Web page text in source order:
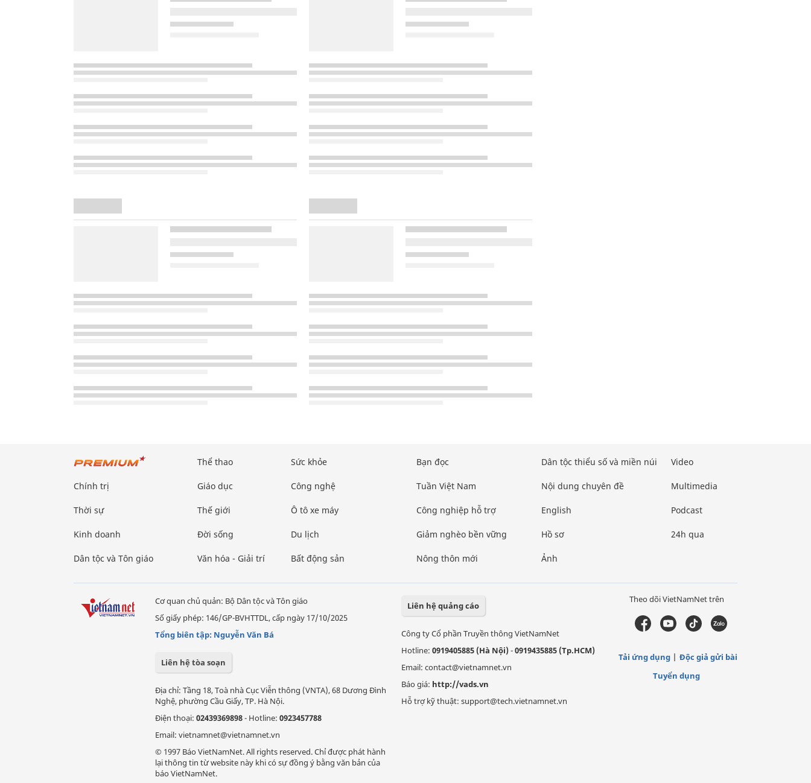
Chính trị
Thời sự
Kinh doanh
Dân tộc và Tôn giáo
Thể thao
Giáo dục
Thế giới
Đời sống
Văn hóa - Giải trí
Sức khỏe
Công nghệ
Ô tô xe máy
Du lịch
Bất động sản
Bạn đọc
Tuần Việt Nam
Công nghiệp hỗ trợ
Giảm nghèo bền vững
Nông thôn mới
Dân tộc thiểu số và miền núi
Nội dung chuyên đề
English
Hồ sơ
Ảnh
Video
Multimedia
Podcast
24h qua
Cơ quan chủ quản: Bộ Dân tộc và Tôn giáo
Số giấy phép: 146/GP-BVHTTDL, cấp ngày 17/10/2025
Tổng biên tập: Nguyễn Văn Bá
Liên hệ tòa soạn
Địa chỉ: Tầng 18, Toà nhà Cục Viễn thông (VNTA), 68 Dương Đình
Nghệ, phường Cầu Giấy, TP. Hà Nội.
Điện thoại: 02439369898- Hotline: 0923457788
Email: vietnamnet@vietnamnet.vn
© 1997 Báo VietNamNet. All rights reserved. Chỉ được phát hành
lại thông tin từ website này khi có sự đồng ý bằng văn bản của
báo VietNamNet.
Liên hệ quảng cáo
Công ty Cổ phần Truyền thông VietNamNet
Hotline: 0919405885 (Hà Nội)-0919435885 (Tp.HCM)
Email: contact@vietnamnet.vn
Báo giá: http://vads.vn
Hỗ trợ kỹ thuật: support@tech.vietnamnet.vn
Theo dõi VietNamNet trên
Tải ứng dụng
Độc giả gửi bài
Tuyển dụng